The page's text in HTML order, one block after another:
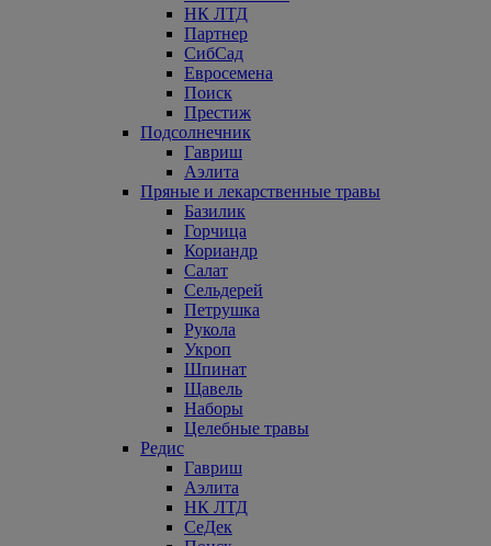
НК ЛТД
Партнер
СибСад
Евросемена
Поиск
Престиж
Подсолнечник
Гавриш
Аэлита
Пряные и лекарственные травы
Базилик
Горчица
Кориандр
Салат
Сельдерей
Петрушка
Рукола
Укроп
Шпинат
Щавель
Наборы
Целебные травы
Редис
Гавриш
Аэлита
НК ЛТД
СеДек